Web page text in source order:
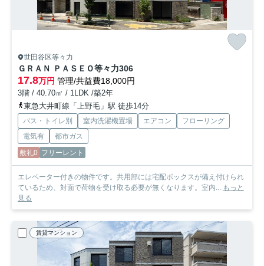
世田谷区等々力
ＧＲＡＮ ＰＡＳＥＯ等々力306
17.8万円 管理/共益費18,000円
3階 / 40.70㎡ / 1LDK /築2年
東急大井町線「上野毛」駅 徒歩14分
バス・トイレ別 室内洗濯機置場 エアコン
フローリング
電気有
都市ガス
敷礼0 フリーレント
エレベーター付きの物件です。共用部には宅配ボックスが備え付けられ
ているため、対面で荷物を受け取る必要が無くなります。室内... もっと
見る
賃貸マンション